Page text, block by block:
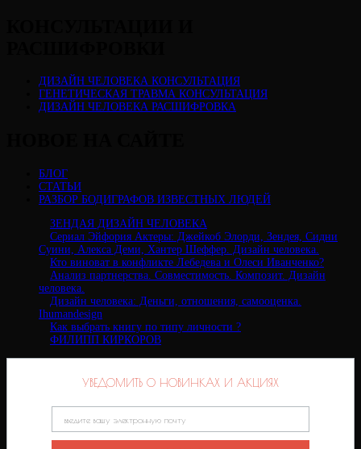
ДИЗАЙН ЧЕЛОВЕКА КОНСУЛЬТАЦИЯ
ГЕНЕТИЧЕСКАЯ ТРАВМА КОНСУЛЬТАЦИЯ
ДИЗАЙН ЧЕЛОВЕКА РАСШИФРОВКА
БЛОГ
СТАТЬИ
РАЗБОР БОДИГРАФОВ ИЗВЕСТНЫХ ЛЮДЕЙ
ЗЕНДАЯ ДИЗАЙН ЧЕЛОВЕКА
Сериал Эйфория Актеры: Джейкоб Элорди, Зендея, Сидни
Суини, Алекса Деми, Хантер Шеффер. Дизайн человека.
Кто виноват в конфликте Лебедева и Олеси Иванченко?
Анализ партнерства. Совместимость. Композит. Дизайн
человека.
Дизайн человека: Деньги, отношения, самооценка.
Ihumandesign
Как выбрать книгу по типу личности ?
ФИЛИПП КИРКОРОВ
УВЕДОМИТЬ О НОВИНКАХ И АКЦИЯХ